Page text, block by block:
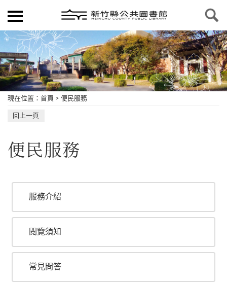
現在位置 ： 首頁 > 便民服務
回上一頁
便民服務
服務介紹
閱覽須知
常見問答